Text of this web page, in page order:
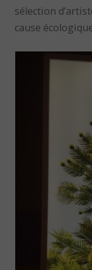
sélection
cause